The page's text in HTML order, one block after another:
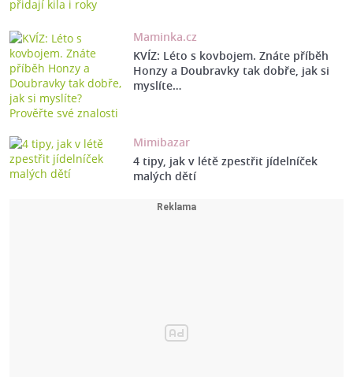
Maminka.cz
KVÍZ: Léto s kovbojem. Znáte příběh
Honzy a Doubravky tak dobře, jak si
myslíte…
Mimibazar
4 tipy, jak v létě zpestřit jídelníček
malých dětí